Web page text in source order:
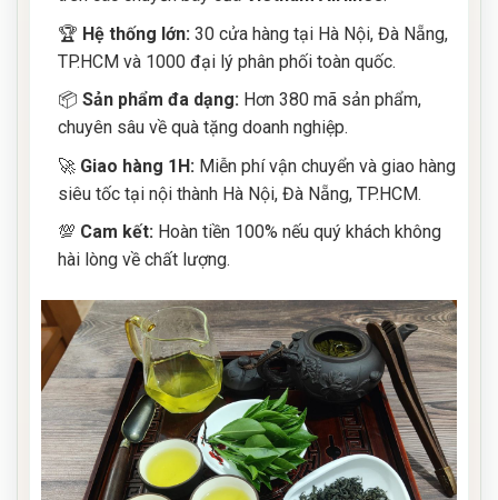
🏆 Hệ thống lớn: 30 cửa hàng tại Hà Nội, Đà Nẵng,
TP.HCM và 1000 đại lý phân phối toàn quốc.
📦 Sản phẩm đa dạng: Hơn 380 mã sản phẩm,
chuyên sâu về quà tặng doanh nghiệp.
🚀 Giao hàng 1H: Miễn phí vận chuyển và giao hàng
siêu tốc tại nội thành Hà Nội, Đà Nẵng, TP.HCM.
💯 Cam kết: Hoàn tiền 100% nếu quý khách không
hài lòng về chất lượng.